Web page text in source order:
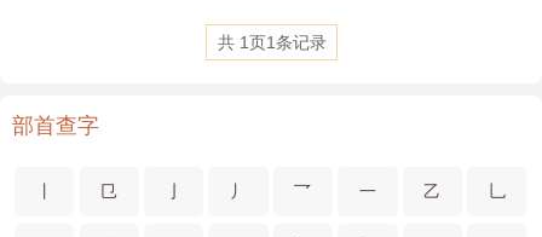
共 1页1条记录
部首查字
㔾 丿 乛 一 乙 乚